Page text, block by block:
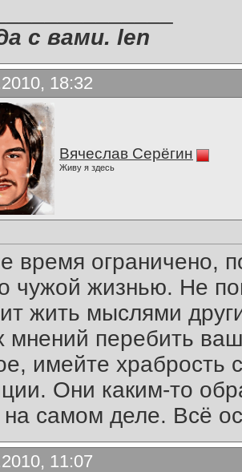
с вами. len
18:32
Вячеслав Серёгин
Живу я здесь
время ограничено,
чужой жизнью. Не
жить мыслями
мнений перебить
имейте храбрость
Они каким-то
на самом деле. Всё
11:07